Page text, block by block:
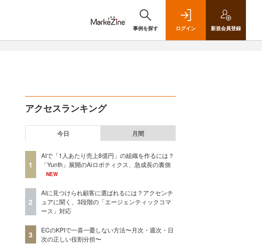
事例を探す ログイン 新規会員登録
アクセスランキング
今日 月間
1
AIで「1人あたり売上8億円」の組織を作るには？
「Yunth」展開のAiロボティクス、急成長の裏側
NEW
2
AIに見つけられ顧客に選ばれるには？アクセンチ
ュアに聞く、3段階の「エージェンティックコマ
ース」対応
3
ECのKPIで一喜一憂しない方法〜月次・週次・日
次の正しい役割分担〜